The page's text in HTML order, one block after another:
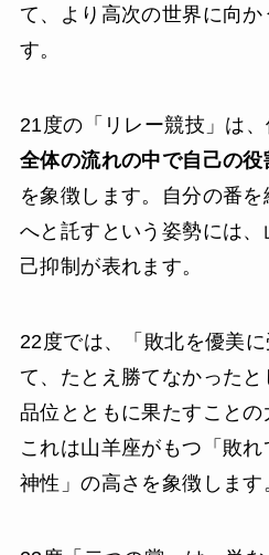
て、より高次の世界に向か
す。
21度の「リレー競技」は、
全体の流れの中で自己の
を象徴します。自分の番
へと託すという姿勢には
己抑制が表れます。
22度では、「敗北を優美
て、たとえ勝てなかった
品位とともに果たすことの
これは山羊座がもつ「敗
神性」の高さを象徴します